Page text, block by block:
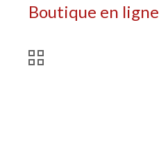
Boutique en ligne